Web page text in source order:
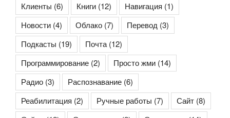
Клиенты (6) Книги (12) Навигация (1)
Новости (4) Облако (7) Перевод (3)
Подкасты (19) Почта(12)
Программирование (2) Просто жми (14)
Радио (3) Распознавание (6)
Реабилитация (2) Ручные работы (7) Сайт (8)